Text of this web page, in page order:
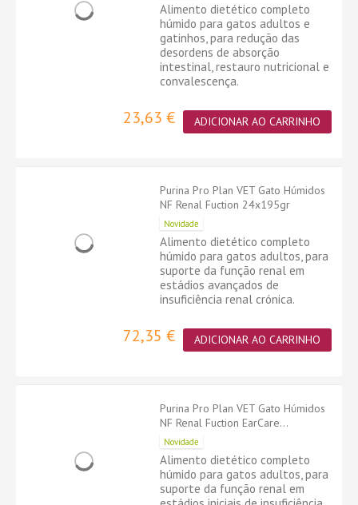
Alimento dietético completo
húmido para gatos adultos e
gatinhos, para redução das
desordens de absorção
intestinal, restauro nutricional e
convalescença.
23,63 € ADICIONAR AO CARRINHO
Purina Pro Plan VET Gato Húmidos
NF Renal Fuction 24x195gr
Novidade
Alimento dietético completo
húmido para gatos adultos, para
suporte da função renal em
estádios avançados de
insuficiência renal crónica.
72,35 € ADICIONAR AO CARRINHO
Purina Pro Plan VET Gato Húmidos
NF Renal Fuction EarCare...
Novidade
Alimento dietético completo
húmido para gatos adultos, para
suporte da função renal em